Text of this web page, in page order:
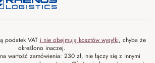
podatek VAT i nie obejmują kosztów wysyłki, chyba że
określono inaczej.
wartość zamówienia: 230 zł, nie łączy się z innymi